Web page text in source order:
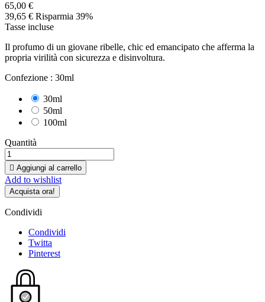
65,00 €
39,65 € Risparmia 39%
Tasse incluse
Il profumo di un giovane ribelle, chic ed emancipato che afferma la
propria virilità con sicurezza e disinvoltura.
Confezione : 30ml
30ml
50ml
100ml
Quantità
 Aggiungi al carrello
Add to wishlist
Acquista ora!
Condividi
Condividi
Twitta
Pinterest